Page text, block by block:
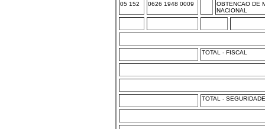
05 152 0626 1948 0009
OBTENCAO DE
NACIONAL
TOTAL - FISCAL
TOTAL - SEGURIDADE